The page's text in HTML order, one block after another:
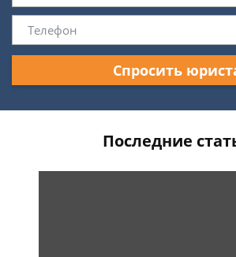
Спросить
Последние